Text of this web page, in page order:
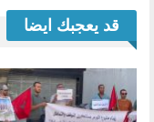
قد يعجبك ايضا